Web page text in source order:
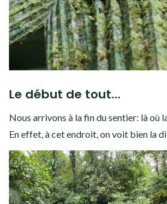
Le début de tout…
Nous arrivons à la fin du sentier: là où
En effet, à cet endroit, on voit bien la